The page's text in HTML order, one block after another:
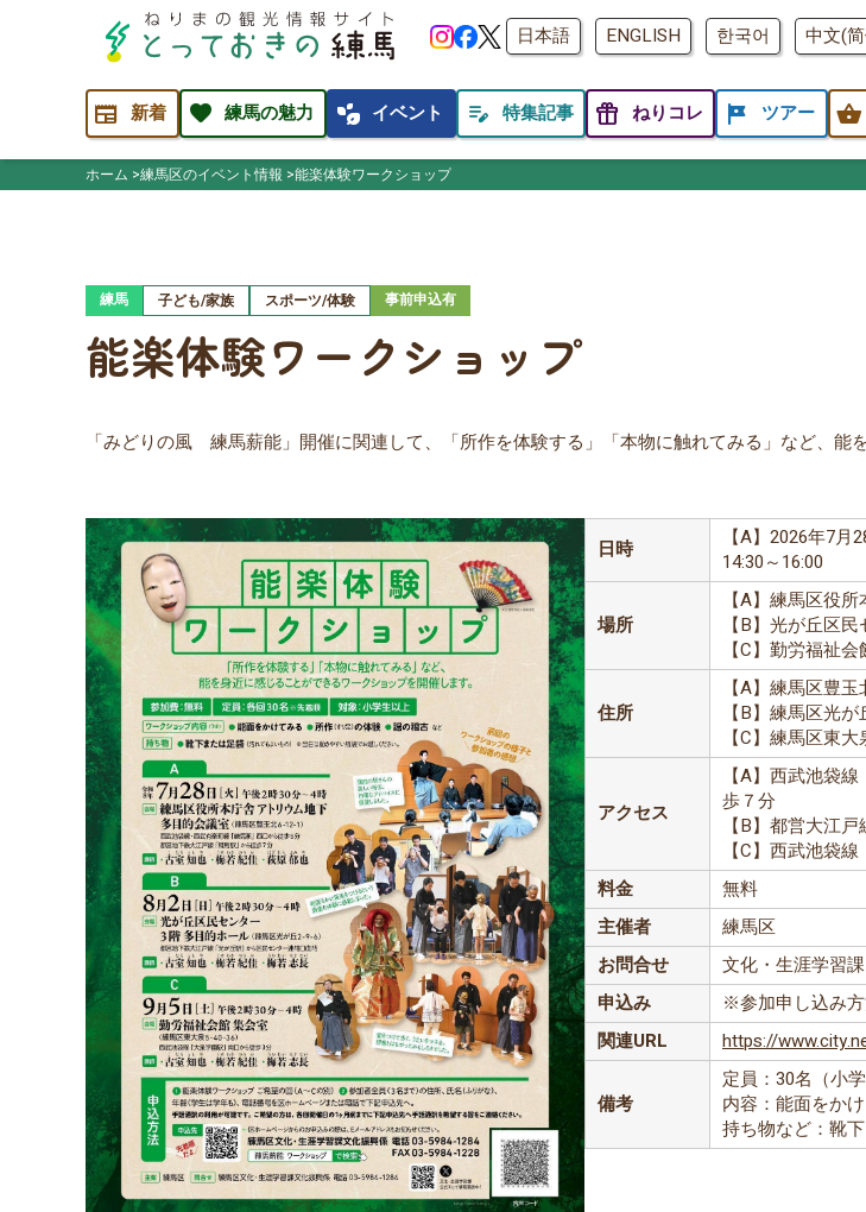
日本語 ENGLISH 한국어 中文(
newspaper 新着 favorite 練馬の魅力 temp_preferences_eco イベント edit_note 特集記事 featured_seasonal_and_gifts ねりコレ tour ツアー shopping_basket
ホーム 練馬区のイベント情報 能楽体験ワークショップ
練馬 子ども/家族 スポーツ/体験 事前申込有
能楽体験ワークショップ
「みどりの風 練馬薪能」開催に関連して、「所作を体験する」「本物に触れてみる」など、能
日時
【A】2026年7
14:30～16:00
場所
【A】練馬区役
【B】光が丘区
【C】勤労福祉
住所
【A】練馬区豊
【B】練馬区光
【C】練馬区東
アクセス
【A】西武池袋
歩７分
【B】都営大江
【C】西武池袋
料金
無料
主催者
練馬区
お問合せ
文化・生涯学習
申込み
※参加申し込み方
関連URL
https://
備考
定員：30名（小学
内容：能面をか
持ち物など：靴